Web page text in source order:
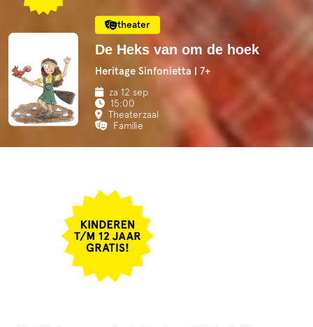
theater
De Heks van om de hoek
Heritage Sinfonietta | 7+
za 12 sep
15:00
Theaterzaal
Familie